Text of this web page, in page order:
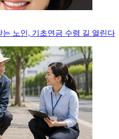
는 노인, 기초연금 수령 길 열린다